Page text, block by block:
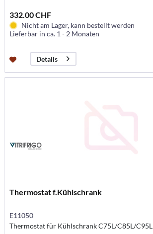
332.00 CHF
Nicht am Lager, kann bestellt werden
Lieferbar in ca. 1 - 2 Monaten
Details
Thermostat f.Kühlschrank
E11050
Thermostat für Kühlschrank C75L/C85L/C95L